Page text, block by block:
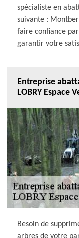
spécialiste en
suivante :
faire confiance
garantir votre
Entreprise
LOBRY Espace
Besoin de
arbres de votre